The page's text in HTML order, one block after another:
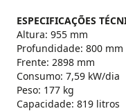
ESPECIFICAÇÕES
Altura: 955 mm
Profundidade: 800 mm
Frente: 2898 mm
Consumo: 7,59 kW/dia
Peso: 177 kg
Capacidade: 819 litros